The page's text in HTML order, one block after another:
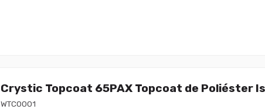
Crystic Topcoat 65PAX Topcoat de Poliéster
WTC0001